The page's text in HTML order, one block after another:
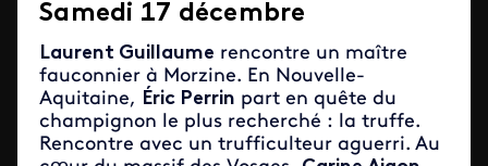
Samedi 17 décembre
Laurent Guillaume rencontre un maître
fauconnier à Morzine. En Nouvelle-
Aquitaine, Éric Perrin part en quête du
champignon le plus recherché : la truffe.
Rencontre avec un trufficulteur aguerri. Au